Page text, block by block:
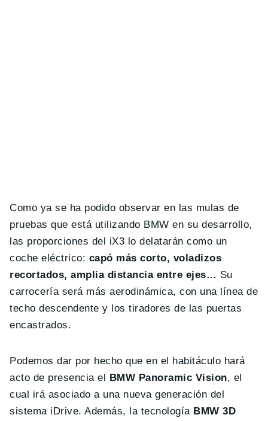
Como ya se ha podido observar en las mulas de
pruebas que está utilizando BMW en su desarrollo,
las proporciones del iX3 lo delatarán como un
coche eléctrico: capó más corto, voladizos
recortados, amplia distancia entre ejes… Su
carrocería será más aerodinámica, con una línea de
techo descendente y los tiradores de las puertas
encastrados.
Podemos dar por hecho que en el habitáculo hará
acto de presencia el BMW Panoramic Vision, el
cual irá asociado a una nueva generación del
sistema iDrive. Además, la tecnología BMW 3D